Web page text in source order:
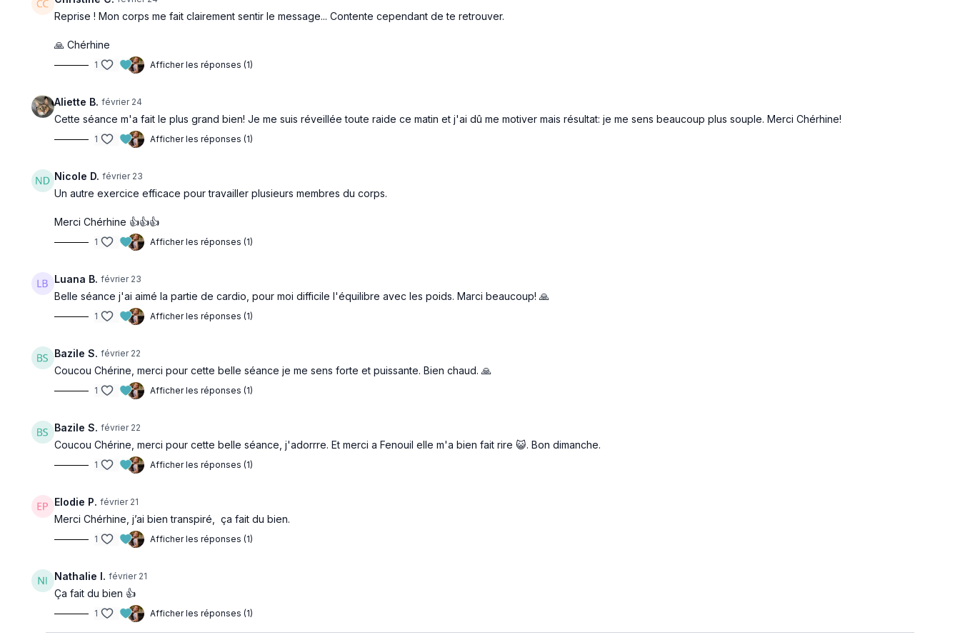
Belle séance,
Reprise ! Mon corps me fait clairement sentir le message... Contente cependant de te retrouver.
🙏 Chérhine
1 Afficher les réponses (1)
Aliette B. février 24
Cette séance m'a fait le plus grand bien! Je me suis réveillée toute raide ce matin et j'ai dû me motiver mais résultat: je me sens beaucoup plus souple. Merci Chérhine!
1 Afficher les réponses (1)
Nicole D. février 23
Un autre exercice efficace pour travailler plusieurs membres du corps.
Merci Chérhine 👍👍👍
1 Afficher les réponses (1)
Luana B. février 23
Belle séance j'ai aimé la partie de cardio, pour moi difficile l'équilibre avec les poids. Marci beaucoup! 🙏
1 Afficher les réponses (1)
Bazile S. février 22
Coucou Chérine, merci pour cette belle séance je me sens forte et puissante. Bien chaud. 🙏
1 Afficher les réponses (1)
Bazile S. février 22
Coucou Chérine, merci pour cette belle séance, j'adorrre. Et merci a Fenouil elle m'a bien fait rire 😺. Bon dimanche.
1 Afficher les réponses (1)
Elodie P. février 21
Merci Chérhine, j’ai bien transpiré, ça fait du bien.
1 Afficher les réponses (1)
Nathalie I. février 21
Ça fait du bien 👍
1 Afficher les réponses (1)